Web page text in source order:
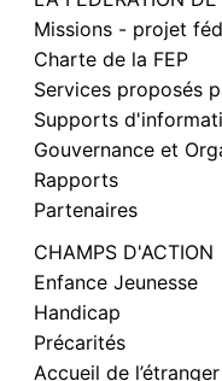
Missions - projet
Charte de la FEP
Services proposés
Supports
Gouvernance et
Rapports
Partenaires
CHAMPS D'ACTION
Enfance Jeunesse
Handicap
Précarités
Accueil de l’étranger